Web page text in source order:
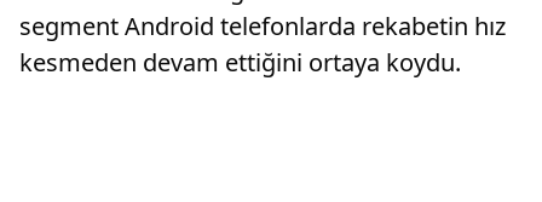
segment Android telefonlarda rekabetin hız
kesmeden devam ettiğini ortaya koydu.